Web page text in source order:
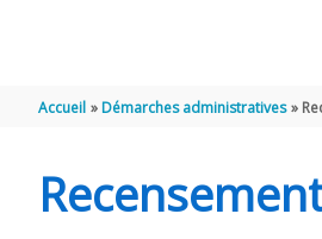
Accueil Démarches administratives